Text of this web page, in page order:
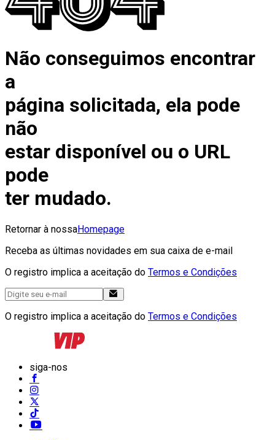
Não conseguimos encontrar
a
página solicitada, ela pode
não
estar disponível ou o URL
pode
ter mudado.
Retornar à nossaHomepage
Receba as últimas novidades em sua caixa de e-mail
O registro implica a aceitação do Termos e Condições
O registro implica a aceitação do Termos e Condições
siga-nos